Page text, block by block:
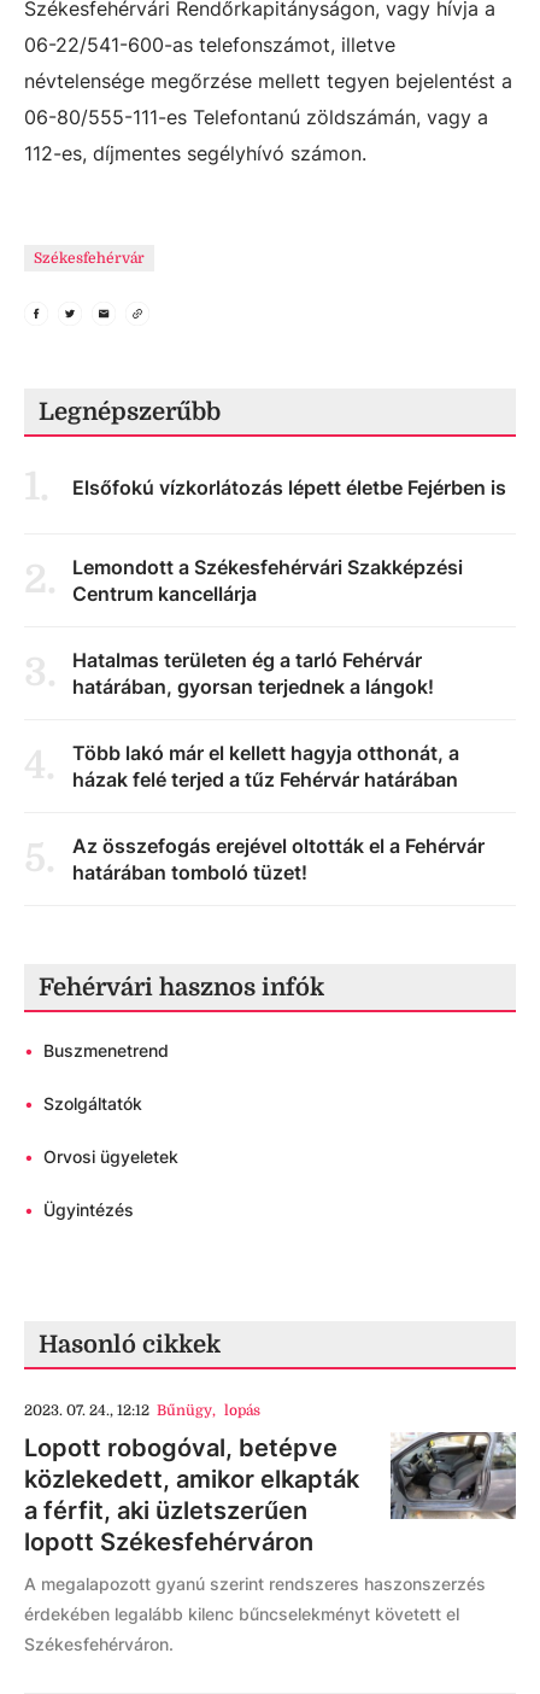
Székesfehérvári Rendőrkapitányságon, vagy hívja a
06-22/541-600-as telefonszámot, illetve
névtelensége megőrzése mellett tegyen bejelentést a
06-80/555-111-es Telefontanú zöldszámán, vagy a
112-es, díjmentes segélyhívó számon.
Székesfehérvár
Legnépszerűbb
1. Elsőfokú vízkorlátozás lépett életbe Fejérben is
2.
Lemondott a Székesfehérvári Szakképzési
Centrum kancellárja
3.
Hatalmas területen ég a tarló Fehérvár
határában, gyorsan terjednek a lángok!
4.
Több lakó már el kellett hagyja otthonát, a
házak felé terjed a tűz Fehérvár határában
5.
Az összefogás erejével oltották el a Fehérvár
határában tomboló tüzet!
Fehérvári hasznos infók
• Buszmenetrend
• Szolgáltatók
• Orvosi ügyeletek
• Ügyintézés
Hasonló cikkek
2023. 07. 24., 12:12 Bűnügy, lopás
Lopott robogóval, betépve
közlekedett, amikor elkapták
a férfit, aki üzletszerűen
lopott Székesfehérváron
A megalapozott gyanú szerint rendszeres haszonszerzés
érdekében legalább kilenc bűncselekményt követett el
Székesfehérváron.